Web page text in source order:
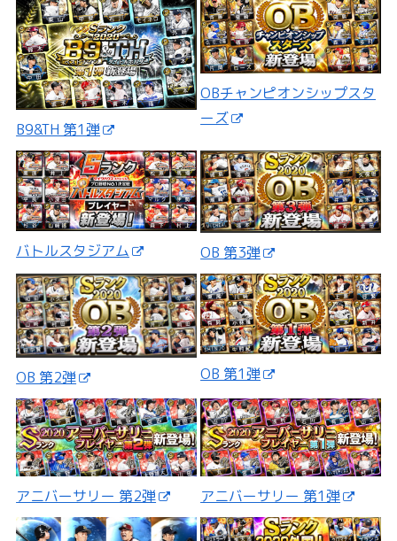
B9&TH 第1弾
OBチャンピオンシップスタ
ーズ
バトルスタジアム OB 第3弾
OB 第2弾 OB 第1弾
アニバーサリー 第2弾 アニバーサリー 第1弾